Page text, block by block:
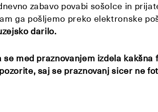
zabavo povabi sošolce in
ga pošljemo preko elektronske
darilo.
se med praznovanjem izdela kakšna
saj se praznovanj sicer ne